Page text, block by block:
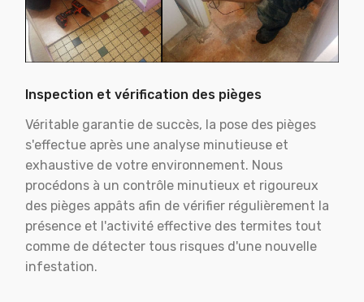
Inspection et vérification des pièges
Véritable garantie de succès, la pose des pièges
s'effectue après une analyse minutieuse et
exhaustive de votre environnement. Nous
procédons à un contrôle minutieux et rigoureux
des pièges appâts afin de vérifier régulièrement la
présence et l'activité effective des termites tout
comme de détecter tous risques d'une nouvelle
infestation.